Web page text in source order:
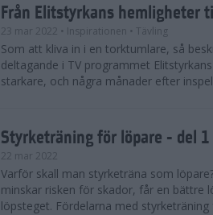
Från Elitstyrkans hemligheter
23 mar 2022 • Inspirationen • Tävling
Som att kliva in i en torktumlare, så
deltagande i TV programmet
starkare, och några månader efter
Styrketräning för löpare - del 1
22 mar 2022
Varför skall man styrketräna som
minskar risken för skador, får en bättre
löpsteget. Fördelarna med styrketräning